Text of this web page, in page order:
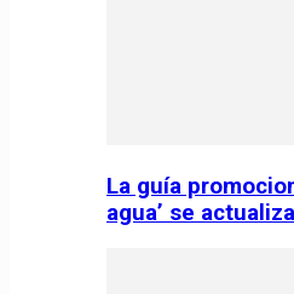
La guía
agua’ se